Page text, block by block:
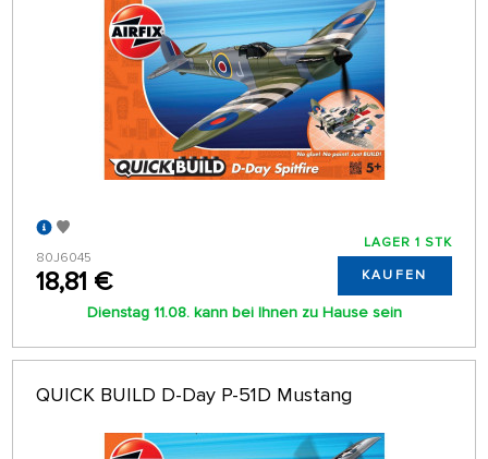
80J6045
18,81 €
LAGER 1 STK
KAUFEN
Dienstag 11.08. kann bei Ihnen zu Hause sein
QUICK BUILD D-Day P-51D Mustang